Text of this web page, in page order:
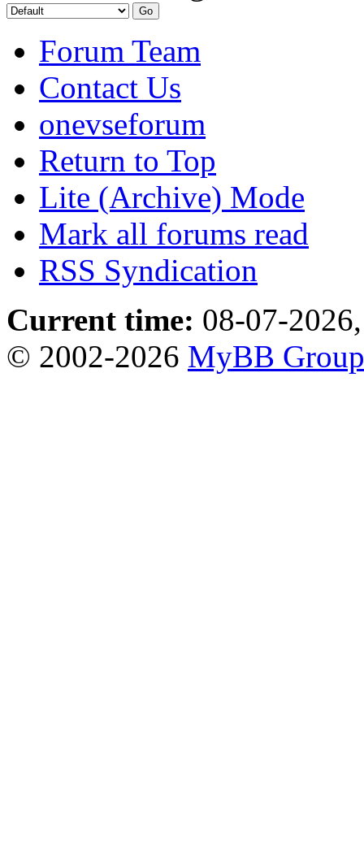
Forum Team
Contact Us
onevseforum
Return to Top
Lite (Archive) Mode
Mark all forums read
RSS Syndication
Current time: 08-07-
© 2002-2026 MyBB Group